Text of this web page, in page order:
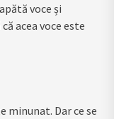
voce și
acea voce este
minunat. Dar ce se